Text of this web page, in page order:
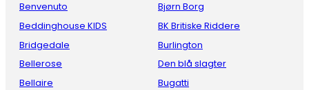
Benvenuto
Beddinghouse KIDS
Bridgedale
Bellerose
Bellaire
Bjørn Borg
BK Britiske Riddere
Burlington
Den blå slagter
Bugatti